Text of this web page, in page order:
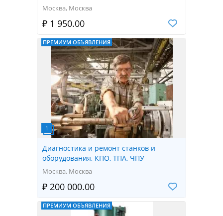
Москва, Москва
₽ 1 950.00
ПРЕМИУМ ОБЪЯВЛЕНИЯ
Диагностика и ремонт станков и
оборудования, КПО, ТПА, ЧПУ
Москва, Москва
₽ 200 000.00
ПРЕМИУМ ОБЪЯВЛЕНИЯ